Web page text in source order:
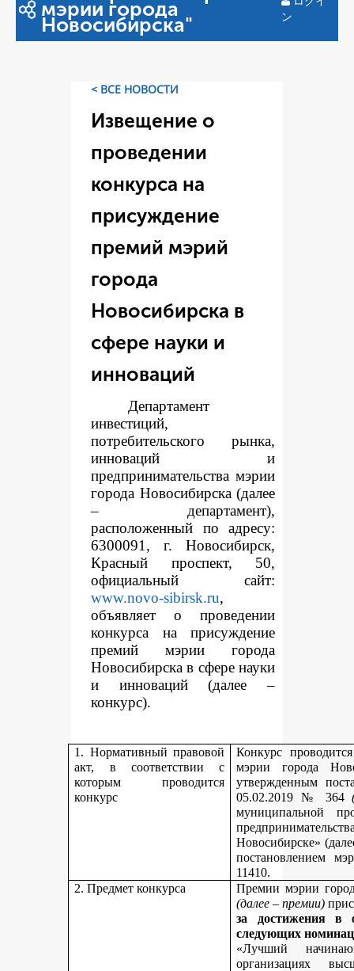
мэрии города
Новосибирска"
ン
< ВСЕ НОВОСТИ
Извещение о
проведении
конкурса на
присуждение
премий мэрий
города
Новосибирска в
сфере науки и
инноваций
Департамент
инвестиций,
потребительского рынка,
инноваций и
предпринимательства мэрии
города Новосибирска (далее
– департамент),
расположенный по адресу:
6300091, г. Новосибирск,
Красный проспект, 50,
официальный сайт:
www.novo-sibirsk.ru,
объявляет о проведении
конкурса на присуждение
премий мэрии города
Новосибирска в сфере науки
и инноваций (далее –
конкурс).
1. Нормативный правовой
акт, в соответствии с
которым проводится
конкурс
Конкурс
мэрии города
утвержденным
05.02.2019 № 364
муниципальной
Новосибирске»
постановлением
11410.
2. Предмет конкурса
Премии мэрии
(далее – премии)
за достижения в
следующих
«Лучший
организациях